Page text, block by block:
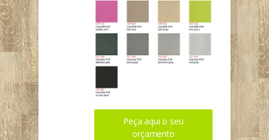
Peça aqui o seu
orçamento